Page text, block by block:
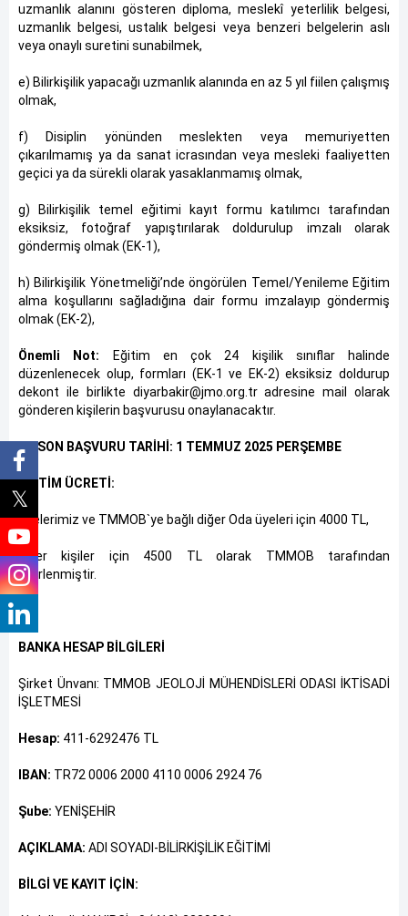
uzmanlık alanını gösteren diploma, meslekî yeterlilik belgesi,
uzmanlık belgesi, ustalık belgesi veya benzeri belgelerin aslı
veya onaylı suretini sunabilmek,
e) Bilirkişilik yapacağı uzmanlık alanında en az 5 yıl fiilen çalışmış
olmak,
f) Disiplin yönünden meslekten veya memuriyetten
çıkarılmamış ya da sanat icrasından veya mesleki faaliyetten
geçici ya da sürekli olarak yasaklanmamış olmak,
g) Bilirkişilik temel eğitimi kayıt formu katılımcı tarafından
eksiksiz, fotoğraf yapıştırılarak doldurulup imzalı olarak
göndermiş olmak (EK-1),
h) Bilirkişilik Yönetmeliği’nde öngörülen Temel/Yenileme Eğitim
alma koşullarını sağladığına dair formu imzalayıp göndermiş
olmak (EK-2),
Önemli Not: Eğitim en çok 24 kişilik sınıflar halinde
düzenlenecek olup, formları (EK-1 ve EK-2) eksiksiz doldurup
dekont ile birlikte diyarbakir@jmo.org.tr adresine mail olarak
gönderen kişilerin başvurusu onaylanacaktır.
EN SON BAŞVURU TARİHİ: 1 TEMMUZ 2025 PERŞEMBE
EĞİTİM ÜCRETİ:
Üyelerimiz ve TMMOB`ye bağlı diğer Oda üyeleri için 4000 TL,
diğer kişiler için 4500 TL olarak TMMOB tarafından
belirlenmiştir.
BANKA HESAP BİLGİLERİ
Şirket Ünvanı: TMMOB JEOLOJİ MÜHENDİSLERİ ODASI İKTİSADİ
İŞLETMESİ
Hesap: 411-6292476 TL
IBAN: TR72 0006 2000 4110 0006 2924 76
Şube: YENİŞEHİR
AÇIKLAMA: ADI SOYADI-BİLİRKİŞİLİK EĞİTİMİ
BİLGİ VE KAYIT İÇİN: